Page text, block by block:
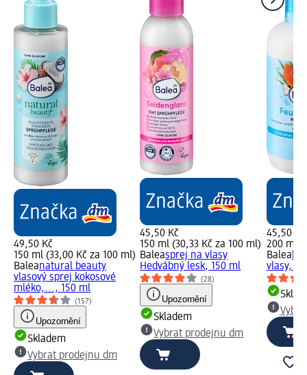
49,50 Kč
150 ml (33,00 Kč za 100 ml)
Baleanatural beauty
vlasový sprej kokosové
mléko,..., 150 ml
(157)
Upozornění
Skladem
Vybrat prodejnu dm
45,50 Kč
150 ml (30,33 Kč za 100 ml)
Baleasprej na vlasy
Hedvábný lesk, 150 ml
(28)
Upozornění
Skladem
Vybrat prodejnu dm
45,50 Kč
200 ml
Balea
vlasy,